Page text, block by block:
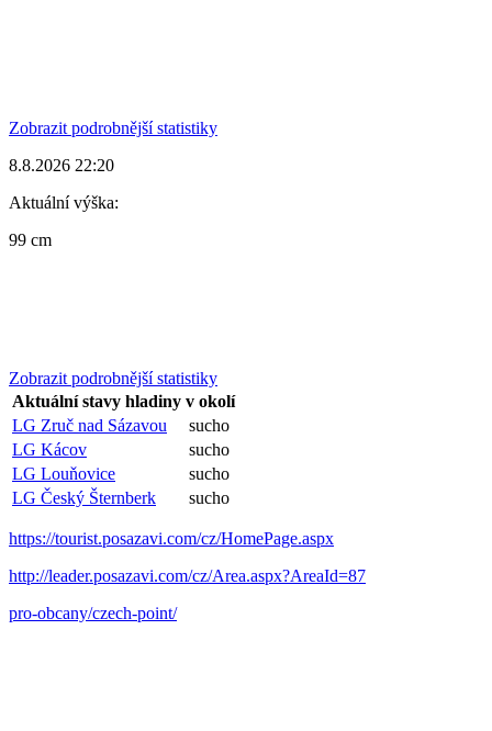
Zobrazit podrobnější statistiky
8.8.2026 22:20
Aktuální výška:
99 cm
Zobrazit podrobnější statistiky
Aktuální stavy hladiny v okolí
LG Zruč nad Sázavou
sucho
LG Kácov
sucho
LG Louňovice
sucho
LG Český Šternberk
sucho
https://tourist.posazavi.com/cz/HomePage.aspx
http://leader.posazavi.com/cz/Area.aspx?AreaId=87
pro-obcany/czech-point/